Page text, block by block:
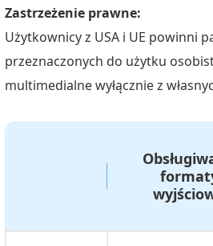
warto
przekonwertować
DVD
do
MKV
Zastrzeżenie prawne:
Użytkownicy z USA i UE powinni
przeznaczonych do użytku
multimedialne wyłącznie z